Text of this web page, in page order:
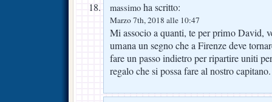
massimo ha scritto:
Marzo 7th, 2018 alle 10:47
Mi associo a quanti, te per primo David,
umana un segno che a Firenze deve
fare un passo indietro per ripartire uniti
regalo che si possa fare al nostro capitano.